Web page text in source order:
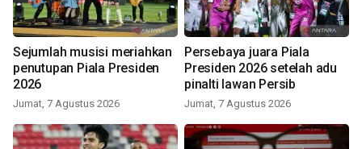
Sejumlah musisi meriahkan
penutupan Piala Presiden
2026
Jumat, 7 Agustus 2026
Persebaya juara Piala
Presiden 2026 setelah adu
pinalti lawan Persib
Jumat, 7 Agustus 2026